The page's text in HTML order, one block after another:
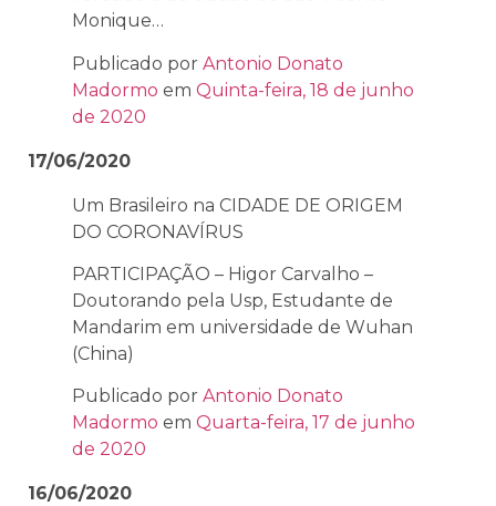
Monique…
Publicado por Antonio Donato
Madormo em Quinta-feira, 18 de junho
de 2020
17/06/2020
Um Brasileiro na CIDADE DE ORIGEM
DO CORONAVÍRUS
PARTICIPAÇÃO – Higor Carvalho –
Doutorando pela Usp, Estudante de
Mandarim em universidade de Wuhan
(China)
Publicado por Antonio Donato
Madormo em Quarta-feira, 17 de junho
de 2020
16/06/2020